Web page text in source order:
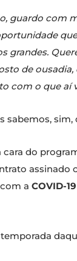
guardo com
grandes.
de
com o que aí
sabemos,
cara do
assinado
a COVID-19